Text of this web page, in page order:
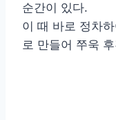
순간이 있다.
이 때 바로 정차
로 만들어 쭈욱